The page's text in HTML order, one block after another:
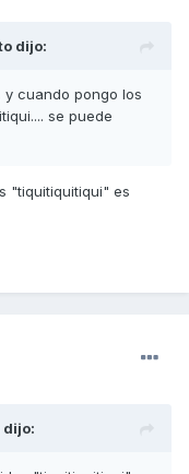
dijo:
cuando pongo los
se puede
"tiquitiquitiqui" es
dijo: